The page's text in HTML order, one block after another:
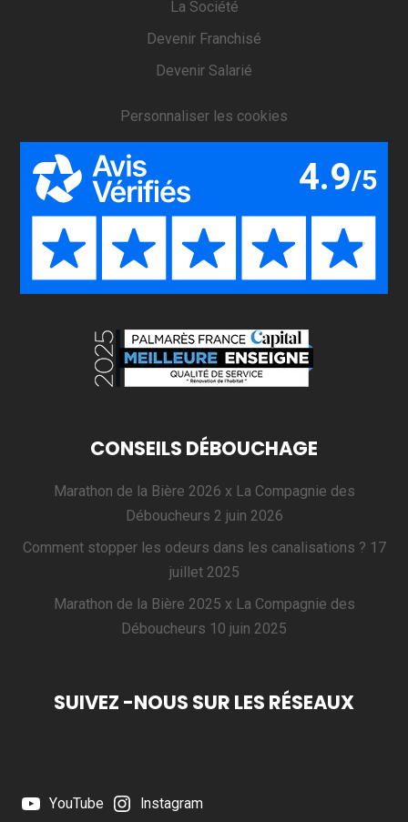
La Société
Devenir Franchisé
Devenir Salarié
Personnaliser les cookies
CONSEILS DÉBOUCHAGE
Marathon de la Bière 2026 x La Compagnie des
Déboucheurs 2 juin 2026
Comment stopper les odeurs dans les canalisations ? 17
juillet 2025
Marathon de la Bière 2025 x La Compagnie des
Déboucheurs 10 juin 2025
SUIVEZ -NOUS SUR LES RÉSEAUX
YouTube Instagram